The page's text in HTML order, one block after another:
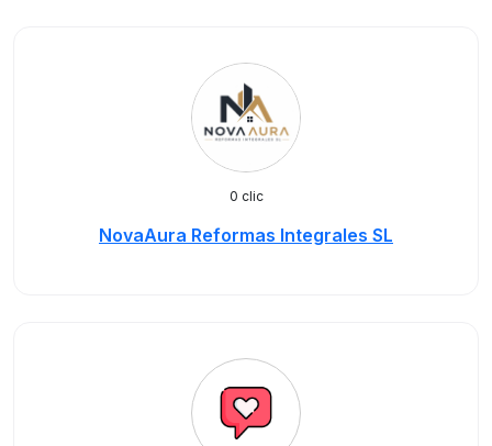
0 clic
NovaAura Reformas Integrales SL